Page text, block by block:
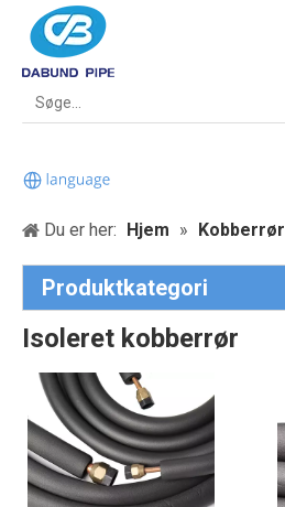
Du er her: Hjem » Kobberrør
Produktkategori
Isoleret kobberrør